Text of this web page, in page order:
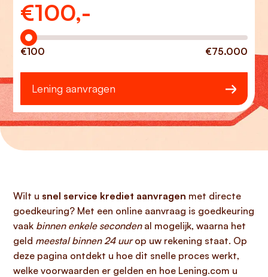
€100,-
Hoeveel wilt u lenen?
€100 €75.000
Lening aanvragen
Wilt u snel service krediet aanvragen met directe
goedkeuring? Met een online aanvraag is goedkeuring
vaak binnen enkele secondenal mogelijk, waarna het
geld meestal binnen 24 uurop uw rekening staat. Op
deze pagina ontdekt u hoe dit snelle proces werkt,
welke voorwaarden er gelden en hoe Lening.com u